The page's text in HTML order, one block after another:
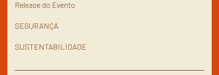
Release do Evento
SEGURANÇA
SUSTENTABILIDADE